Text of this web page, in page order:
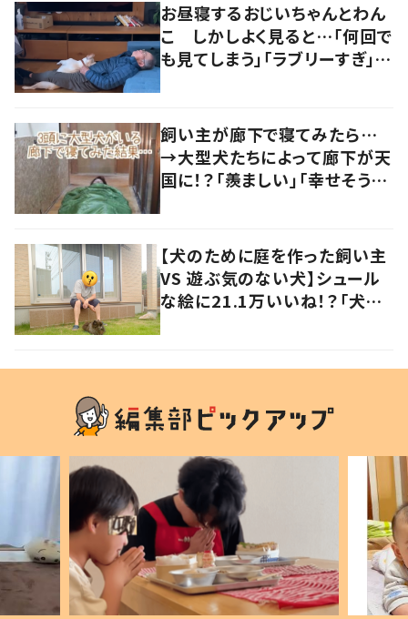
お昼寝するおじいちゃんとわん
こ しかしよく見ると…「何回で
も見てしまう」「ラブリーすぎ」の
飼い主が廊下で寝てみたら…
→大型犬たちによって廊下が天
国に！？「羨ましい」「幸せそう」
【犬のために庭を作った飼い主
VS 遊ぶ気のない犬】シュール
な絵に21.1万いいね！？「犬の